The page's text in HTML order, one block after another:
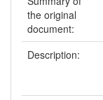
the original
document:
Description: